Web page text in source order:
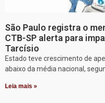
São Paulo registra o
CTB-SP alerta para
Tarcísio
Estado teve crescimento de
abaixo da média nacional,
Leia mais »